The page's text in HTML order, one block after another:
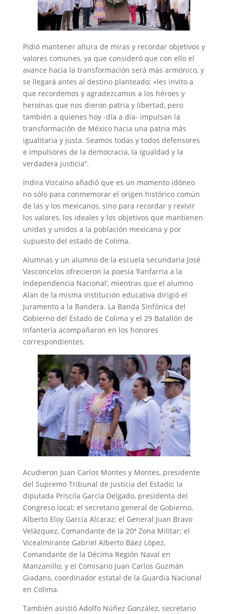
Pidió mantener altura de miras y recordar objetivos y
valores comunes, ya que consideró que con ello el
avance hacia la transformación será más armónico, y
se llegará antes al destino planteado; «les invito a
que recordemos y agradezcamos a los héroes y
heroínas que nos dieron patria y libertad, pero
también a quienes hoy -día a día- impulsan la
transformación de México hacia una patria más
igualitaria y justa. Seamos todas y todos defensores
e impulsores de la democracia, la igualdad y la
verdadera justicia”.
Indira Vizcaíno añadió que es un momento idóneo
no sólo para conmemorar el origen histórico común
de las y los mexicanos, sino para recordar y revivir
los valores, los ideales y los objetivos que mantienen
unidas y unidos a la población mexicana y por
supuesto del estado de Colima.
Alumnas y un alumno de la escuela secundaria José
Vasconcelos ofrecieron la poesía ‘Fanfarria a la
Independencia Nacional’, mientras que el alumno
Alan de la misma institución educativa dirigió el
Juramento a la Bandera. La Banda Sinfónica del
Gobierno del Estado de Colima y el 29 Batallón de
Infantería acompañaron en los honores
correspondientes.
Acudieron Juan Carlos Montes y Montes, presidente
del Supremo Tribunal de Justicia del Estado; la
diputada Priscila García Delgado, presidenta del
Congreso local; el secretario general de Gobierno,
Alberto Eloy García Alcaraz; el General Juan Bravo
Velázquez, Comandante de la 20ª Zona Militar; el
Vicealmirante Gabriel Alberto Báez López,
Comandante de la Décima Región Naval en
Manzanillo; y el Comisario Juan Carlos Guzmán
Giadans, coordinador estatal de la Guardia Nacional
en Colima.
También asistió Adolfo Núñez González, secretario